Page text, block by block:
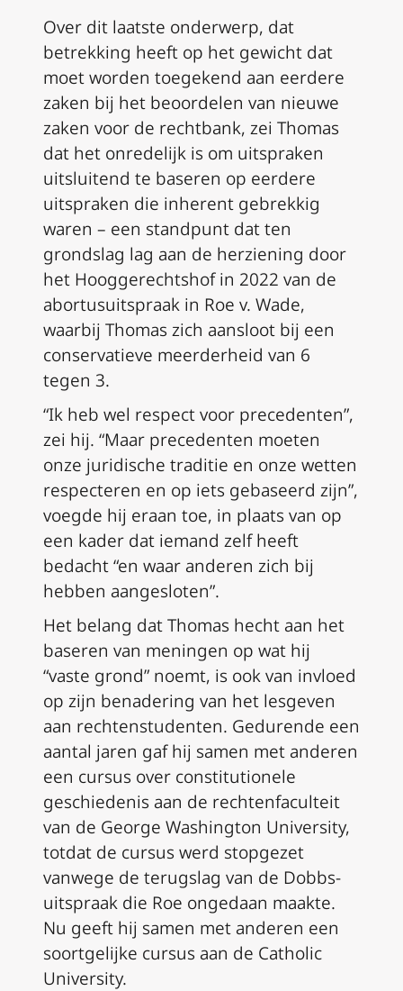
Over dit laatste onderwerp, dat
betrekking heeft op het gewicht dat
moet worden toegekend aan eerdere
zaken bij het beoordelen van nieuwe
zaken voor de rechtbank, zei Thomas
dat het onredelijk is om uitspraken
uitsluitend te baseren op eerdere
uitspraken die inherent gebrekkig
waren – een standpunt dat ten
grondslag lag aan de herziening door
het Hooggerechtshof in 2022 van de
abortusuitspraak in Roe v. Wade,
waarbij Thomas zich aansloot bij een
conservatieve meerderheid van 6
tegen 3.
“Ik heb wel respect voor precedenten”,
zei hij. “Maar precedenten moeten
onze juridische traditie en onze wetten
respecteren en op iets gebaseerd zijn”,
voegde hij eraan toe, in plaats van op
een kader dat iemand zelf heeft
bedacht “en waar anderen zich bij
hebben aangesloten”.
Het belang dat Thomas hecht aan het
baseren van meningen op wat hij
“vaste grond” noemt, is ook van invloed
op zijn benadering van het lesgeven
aan rechtenstudenten. Gedurende een
aantal jaren gaf hij samen met anderen
een cursus over constitutionele
geschiedenis aan de rechtenfaculteit
van de George Washington University,
totdat de cursus werd stopgezet
vanwege de terugslag van de Dobbs-
uitspraak die Roe ongedaan maakte.
Nu geeft hij samen met anderen een
soortgelijke cursus aan de Catholic
University.